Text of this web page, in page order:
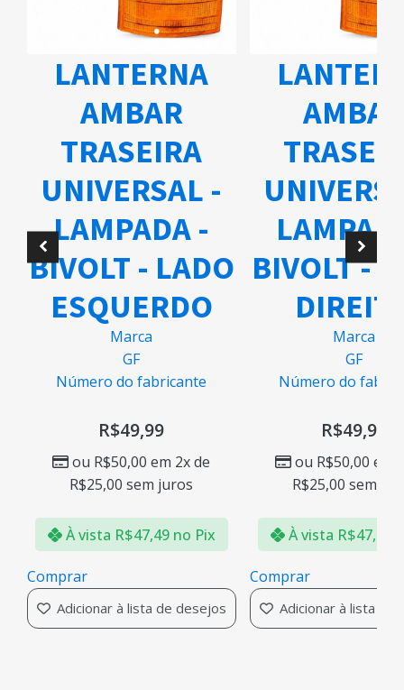
LANTERNA
AMBAR
TRASEIRA
UNIVERSAL -
LAMPADA -
BIVOLT - LADO
ESQUERDO
Marca
GF
Número do fabricante
R$49,99
ou R$50,00 em 2x de
R$25,00 sem juros
À vista R$47,49 no Pix
Comprar
Adicionar à lista de desejos
BIVOLT -
Marca
GF
Número do
R$49,99
ou R$50,00 em
R$25,00 sem
À vista R$47,49
Comprar
Adicionar à lista de